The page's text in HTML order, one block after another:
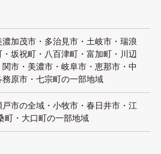
加茂市・多治見市・土岐市・瑞浪
坂祝町・八百津町・富加町・川辺
市・美濃市・岐阜市・恵那市・中
務原市・七宗町の一部地域
市の全域・小牧市・春日井市・江
町・大口町の一部地域